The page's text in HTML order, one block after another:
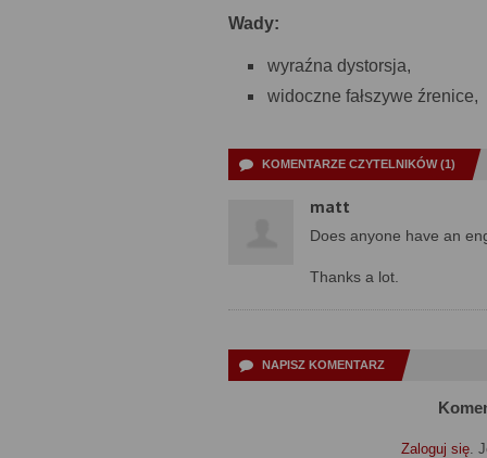
Wady:
wyraźna dystorsja,
widoczne fałszywe źrenice,
KOMENTARZE CZYTELNIKÓW (1)
matt
Does anyone have an
Thanks a lot.
NAPISZ KOMENTARZ
Zaloguj się.